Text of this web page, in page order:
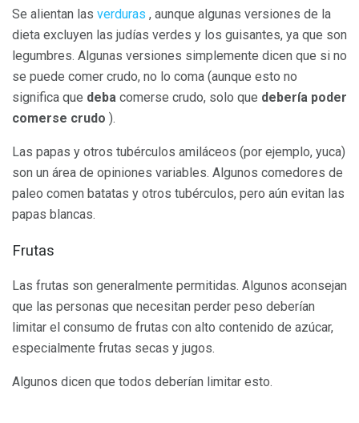
Se alientan las verduras , aunque algunas versiones de la
dieta excluyen las judías verdes y los guisantes, ya que son
legumbres. Algunas versiones simplemente dicen que si no
se puede comer crudo, no lo coma (aunque esto no
significa que deba comerse crudo, solo que debería poder
comerse crudo ).
Las papas y otros tubérculos amiláceos (por ejemplo, yuca)
son un área de opiniones variables. Algunos comedores de
paleo comen batatas y otros tubérculos, pero aún evitan las
papas blancas.
Frutas
Las frutas son generalmente permitidas. Algunos aconsejan
que las personas que necesitan perder peso deberían
limitar el consumo de frutas con alto contenido de azúcar,
especialmente frutas secas y jugos.
Algunos dicen que todos deberían limitar esto.